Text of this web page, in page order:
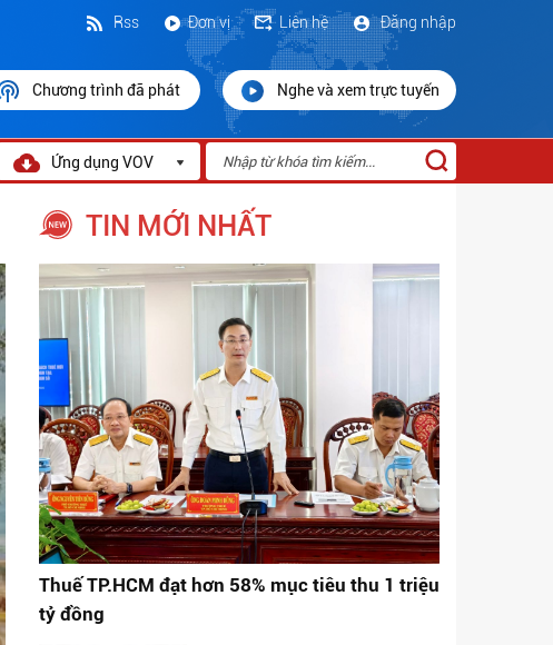
Đăng nhập
Liên hệ
Đơn vị
Rss
Chương trình đã phát Nghe và xem trực tuyến
Ứng dụng VOV
TIN MỚI NHẤT
Thuế TP.HCM đạt hơn 58% mục tiêu thu 1 triệu
tỷ đồng